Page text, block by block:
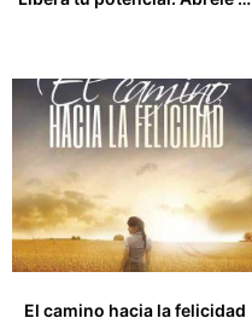
El camino hacia la felicidad